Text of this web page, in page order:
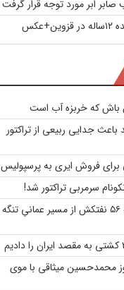
ابر مورد توجه قرار گرفت
باش که خربزه آب است
باعث جدایی ربیعی از تراکتور
فروش ایری به پرسپولیس
سرمربی تراکتور شد!
عکس/ عبور مخفیانه ۵۶ نفتکش از مسیر عمانیِ تنگه
محمدحسین میثاقی با موی